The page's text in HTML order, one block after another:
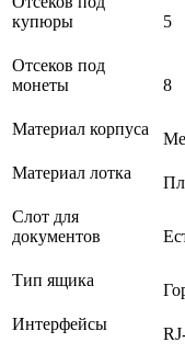
купюры
5
Отсеков под
монеты
8
Материал корпуса
Материал лотка
Слот для
документов
Тип ящика
Интерфейсы